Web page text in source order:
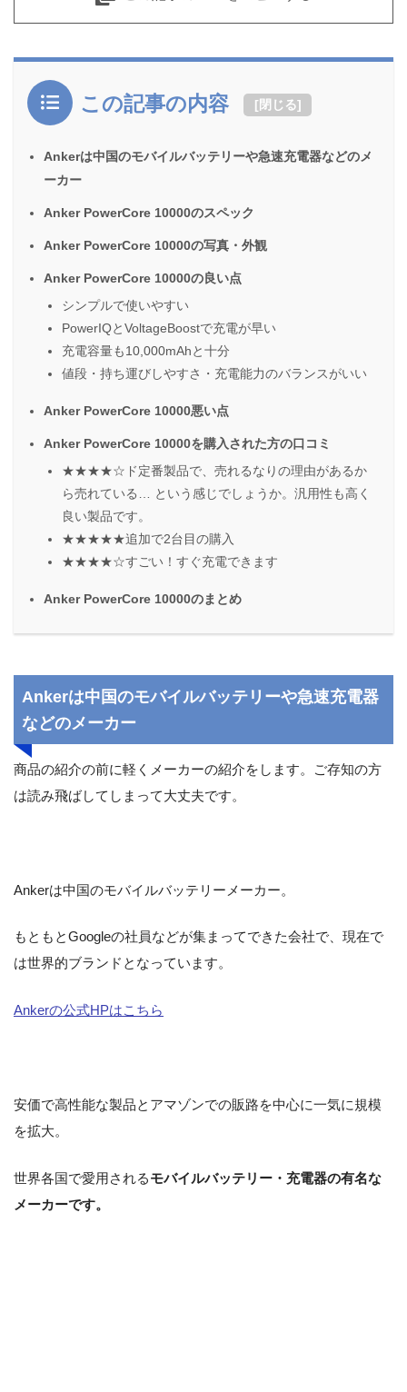
この記事の内容 [閉じる]
Ankerは中国のモバイルバッテリーや急速充電器などのメ
ーカー
Anker PowerCore 10000のスペック
Anker PowerCore 10000の写真・外観
Anker PowerCore 10000の良い点
シンプルで使いやすい
PowerIQとVoltageBoostで充電が早い
充電容量も10,000mAhと十分
値段・持ち運びしやすさ・充電能力のバランスがいい
Anker PowerCore 10000悪い点
Anker PowerCore 10000を購入された方の口コミ
★★★★☆ド定番製品で、売れるなりの理由があるか
ら売れている… という感じでしょうか。汎用性も高く
良い製品です。
★★★★★追加で2台目の購入
★★★★☆すごい！すぐ充電できます
Anker PowerCore 10000のまとめ
Ankerは中国のモバイルバッテリーや急速充電器
などのメーカー
商品の紹介の前に軽くメーカーの紹介をします。ご存知の方
は読み飛ばしてしまって大丈夫です。
Ankerは中国のモバイルバッテリーメーカー。
もともとGoogleの社員などが集まってできた会社で、現在で
は世界的ブランドとなっています。
Ankerの公式HPはこちら
安価で高性能な製品とアマゾンでの販路を中心に一気に規模
を拡大。
世界各国で愛用されるモバイルバッテリー・充電器の有名な
メーカーです。